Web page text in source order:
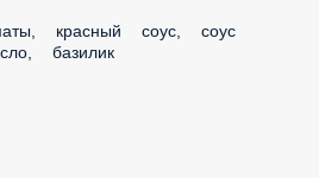
красный соус, соус
базилик